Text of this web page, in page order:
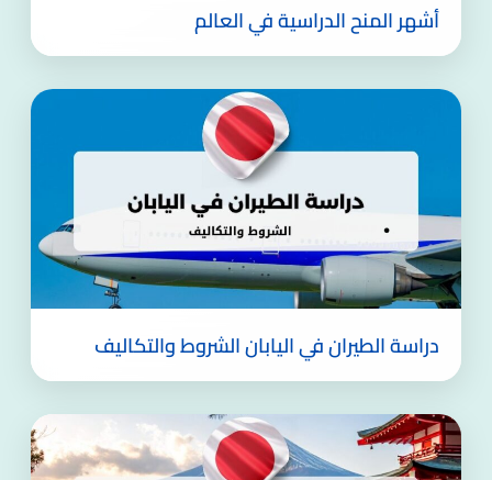
أشهر المنح الدراسية في العالم
دراسة الطيران في اليابان الشروط والتكاليف